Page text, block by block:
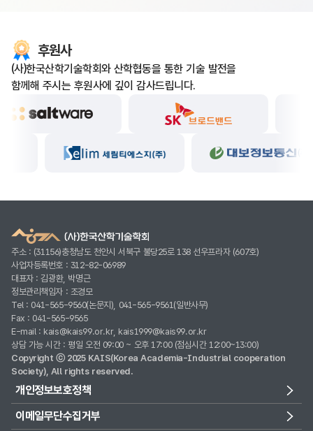
후원사
(사)한국산학기술학회와 산학협동을 통한 기술 발전을
함께해 주시는 후원사에 깊이 감사드립니다.
주소 : (31156)충청남도 천안시 서북구 불당25로 138 선우프라자 (607호)
사업자등록번호 : 312-82-06989
대표자 : 김광환, 박명근
정보관리책임자 : 조경모
Tel : 041-565-9560(논문지), 041-565-9561(일반사무)
Fax : 041-565-9565
E-mail : kais@kais99.or.kr, kais1999@kais99.or.kr
상담 가능 시간 : 평일 오전 09:00 ~ 오후 17:00 (점심시간 12:00~13:00)
Copyright ⓒ 2025 KAIS(Korea Academia-Industrial cooperation
Society), All rights reserved.
개인정보보호정책
이메일무단수집거부